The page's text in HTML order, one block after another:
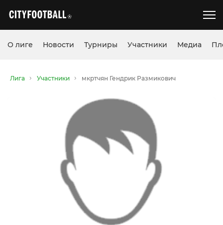
О лиге Новости Турниры Участники Медиа
Лига Участники мкртчян Гендрик Размикович